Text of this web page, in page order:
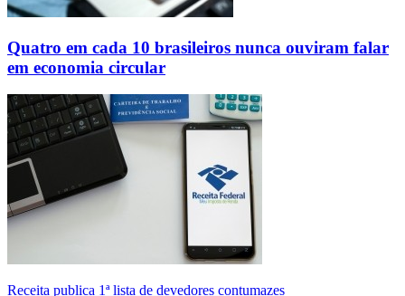
Quatro em cada 10 brasileiros nunca ouviram falar
em economia circular
Receita publica 1ª lista de devedores contumazes